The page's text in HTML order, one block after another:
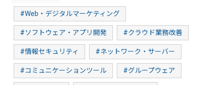
#Web・デジタルマーケティング
#ソフトウェア・アプリ開発 #クラウド業務改善
#情報セキュリティ #ネットワーク・サーバー
#コミュニケーションツール #グループウェア